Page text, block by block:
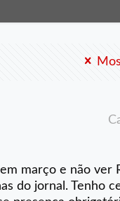
março e não ver
do jornal. Tenho